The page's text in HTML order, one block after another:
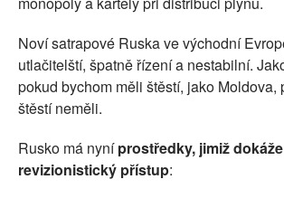
Noví satrapové Ruska ve východní
utlačitelští, špatně řízení a nestabilní.
pokud bychom měli štěstí, jako Moldova,
štěstí neměli.
Rusko má nyníprostředky, jimiž
revizionistický přístup: